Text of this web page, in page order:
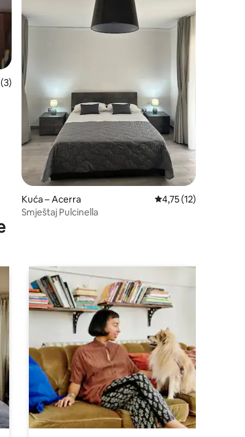
ocjena: 5/5, recenzija: 3
Kuća – Acerra Prosječna ocjena:
4,75 (12)
Smještaj Pulcinella